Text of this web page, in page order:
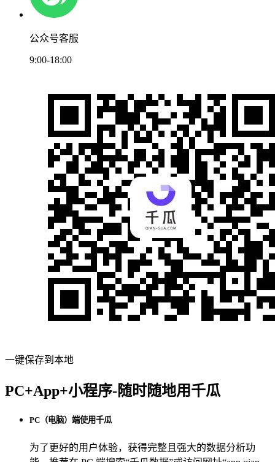
公众号客服
9:00-18:00
一键保存到本地
PC+App+小程序-随时随地用千瓜
PC（电脑）端使用千瓜
为了更好的用户体验，获得完整且强大的数据分析功